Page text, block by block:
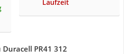
Laufzeit
PR41 312